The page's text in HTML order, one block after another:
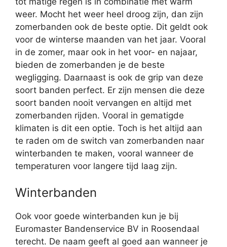
weer. Mocht het weer heel droog zijn, dan zijn
zomerbanden ook de beste optie. Dit geldt ook
voor de winterse maanden van het jaar. Vooral
in de zomer, maar ook in het voor- en najaar,
bieden de zomerbanden je de beste
wegligging. Daarnaast is ook de grip van deze
soort banden perfect. Er zijn mensen die deze
soort banden nooit vervangen en altijd met
zomerbanden rijden. Vooral in gematigde
klimaten is dit een optie. Toch is het altijd aan
te raden om de switch van zomerbanden naar
winterbanden te maken, vooral wanneer de
temperaturen voor langere tijd laag zijn.
Winterbanden
Ook voor goede winterbanden kun je bij
Euromaster Bandenservice BV in Roosendaal
terecht. De naam geeft al goed aan wanneer je